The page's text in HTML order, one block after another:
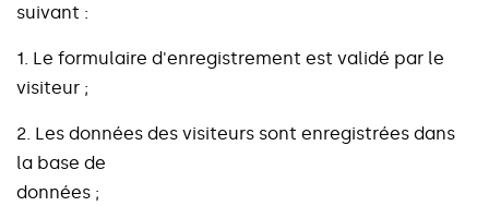
suivant :
1. Le formulaire d'enregistrement est validé par le
visiteur ;
2. Les données des visiteurs sont enregistrées dans
la base de
données ;